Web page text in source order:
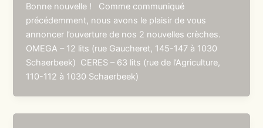
Bonne nouvelle ! Comme communiqué
précédemment, nous avons le plaisir de vous
annoncer l’ouverture de nos 2 nouvelles crèches.
OMEGA – 12 lits (rue Gaucheret, 145-147 à 1030
Schaerbeek) CERES – 63 lits (rue de l’Agriculture,
110-112 à 1030 Schaerbeek)